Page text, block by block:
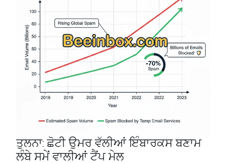
ਤੁਲਨਾ: ਛੋਟੀ ਉਮਰ ਵੱਲੀਆਂ ਇੰਬਾਰਕਸ ਬਣਾਮ
ਲੰਬੇ ਸਮੇਂ ਵਾਲੀਆਂ ਟੈਂਪ ਮੇਲ